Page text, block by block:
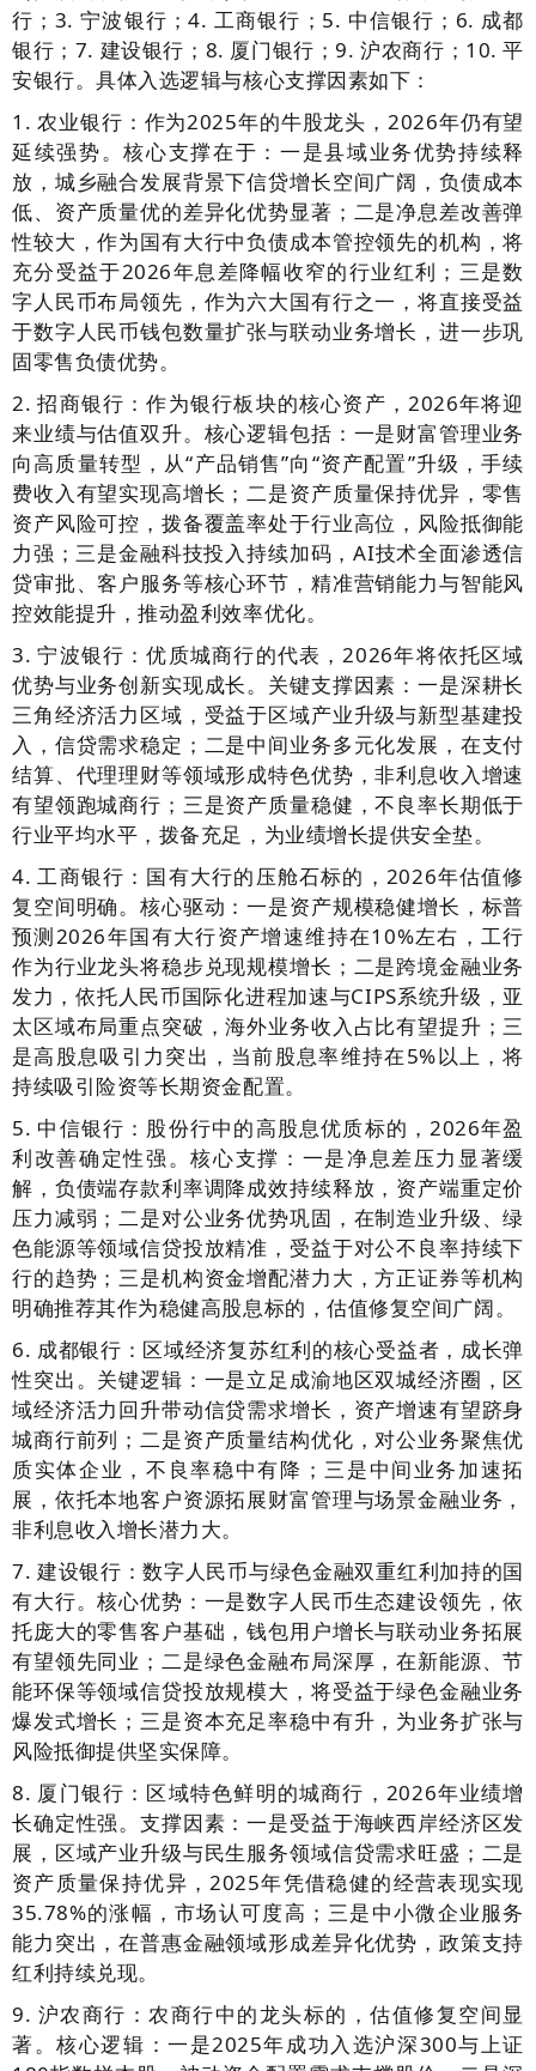
行；3. 宁波银行；4. 工商银行；5. 中信银行；6. 成都
银行；7. 建设银行；8. 厦门银行；9. 沪农商行；10. 平
安银行。具体入选逻辑与核心支撑因素如下：
1. 农业银行：作为2025年的牛股龙头，2026年仍有望
延续强势。核心支撑在于：一是县域业务优势持续释
放，城乡融合发展背景下信贷增长空间广阔，负债成本
低、资产质量优的差异化优势显著；二是净息差改善弹
性较大，作为国有大行中负债成本管控领先的机构，将
充分受益于2026年息差降幅收窄的行业红利；三是数
字人民币布局领先，作为六大国有行之一，将直接受益
于数字人民币钱包数量扩张与联动业务增长，进一步巩
固零售负债优势。
2. 招商银行：作为银行板块的核心资产，2026年将迎
来业绩与估值双升。核心逻辑包括：一是财富管理业务
向高质量转型，从“产品销售”向“资产配置”升级，手续
费收入有望实现高增长；二是资产质量保持优异，零售
资产风险可控，拨备覆盖率处于行业高位，风险抵御能
力强；三是金融科技投入持续加码，AI技术全面渗透信
贷审批、客户服务等核心环节，精准营销能力与智能风
控效能提升，推动盈利效率优化。
3. 宁波银行：优质城商行的代表，2026年将依托区域
优势与业务创新实现成长。关键支撑因素：一是深耕长
三角经济活力区域，受益于区域产业升级与新型基建投
入，信贷需求稳定；二是中间业务多元化发展，在支付
结算、代理理财等领域形成特色优势，非利息收入增速
有望领跑城商行；三是资产质量稳健，不良率长期低于
行业平均水平，拨备充足，为业绩增长提供安全垫。
4. 工商银行：国有大行的压舱石标的，2026年估值修
复空间明确。核心驱动：一是资产规模稳健增长，标普
预测2026年国有大行资产增速维持在10%左右，工行
作为行业龙头将稳步兑现规模增长；二是跨境金融业务
发力，依托人民币国际化进程加速与CIPS系统升级，亚
太区域布局重点突破，海外业务收入占比有望提升；三
是高股息吸引力突出，当前股息率维持在5%以上，将
持续吸引险资等长期资金配置。
5. 中信银行：股份行中的高股息优质标的，2026年盈
利改善确定性强。核心支撑：一是净息差压力显著缓
解，负债端存款利率调降成效持续释放，资产端重定价
压力减弱；二是对公业务优势巩固，在制造业升级、绿
色能源等领域信贷投放精准，受益于对公不良率持续下
行的趋势；三是机构资金增配潜力大，方正证券等机构
明确推荐其作为稳健高股息标的，估值修复空间广阔。
6. 成都银行：区域经济复苏红利的核心受益者，成长弹
性突出。关键逻辑：一是立足成渝地区双城经济圈，区
域经济活力回升带动信贷需求增长，资产增速有望跻身
城商行前列；二是资产质量结构优化，对公业务聚焦优
质实体企业，不良率稳中有降；三是中间业务加速拓
展，依托本地客户资源拓展财富管理与场景金融业务，
非利息收入增长潜力大。
7. 建设银行：数字人民币与绿色金融双重红利加持的国
有大行。核心优势：一是数字人民币生态建设领先，依
托庞大的零售客户基础，钱包用户增长与联动业务拓展
有望领先同业；二是绿色金融布局深厚，在新能源、节
能环保等领域信贷投放规模大，将受益于绿色金融业务
爆发式增长；三是资本充足率稳中有升，为业务扩张与
风险抵御提供坚实保障。
8. 厦门银行：区域特色鲜明的城商行，2026年业绩增
长确定性强。支撑因素：一是受益于海峡西岸经济区发
展，区域产业升级与民生服务领域信贷需求旺盛；二是
资产质量保持优异，2025年凭借稳健的经营表现实现
35.78%的涨幅，市场认可度高；三是中小微企业服务
能力突出，在普惠金融领域形成差异化优势，政策支持
红利持续兑现。
9. 沪农商行：农商行中的龙头标的，估值修复空间显
著。核心逻辑：一是2025年成功入选沪深300与上证